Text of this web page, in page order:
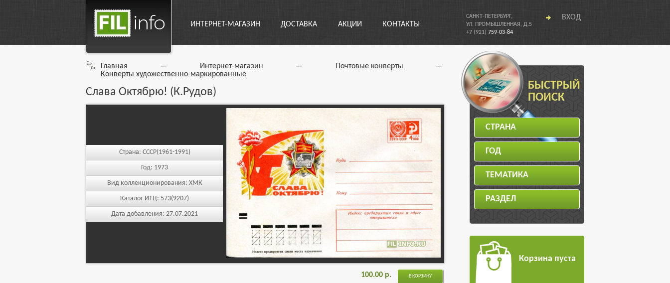
ИНТЕРНЕТ-МАГАЗИН ДОСТАВКА АКЦИИ КОНТАКТЫ
ВХОД
САНКТ-ПЕТЕРБУРГ,
УЛ. ПРОМЫШЛЕННАЯ, Д.5
+7 (921) 759-03-84
Главная — Интернет-магазин — Почтовые конверты
—
Конверты художественно-маркированные
Слава Октябрю! (К.Рудов)
Страна: СССР(1961-1991)
Год: 1973
Вид коллекционирования: ХМК
Каталог ИТЦ: 573(9207)
Дата добавления: 27.07.2021
В КОРЗИНУ
100.00 р.
БЫСТРЫЙ
ПОИСК
СТРАНА
ГОД
ТЕМАТИКА
РАЗДЕЛ
Корзина пуста